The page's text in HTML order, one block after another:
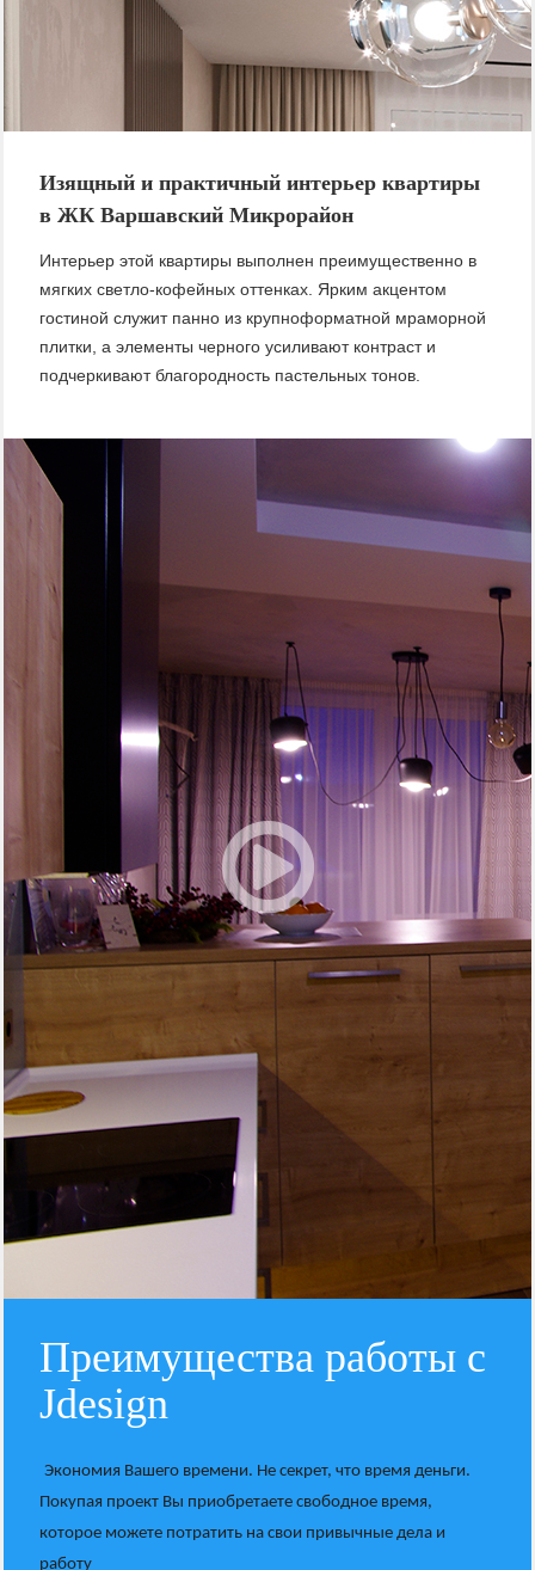
Изящный и практичный интерьер квартиры
в ЖК Варшавский Микрорайон
Интерьер этой квартиры выполнен преимущественно в
мягких светло-кофейных оттенках. Ярким акцентом
гостиной служит панно из крупноформатной мраморной
плитки, а элементы черного усиливают контраст и
подчеркивают благородность пастельных тонов.
Преимущества работы с
Jdesign
Экономия Вашего времени. Не секрет, что время деньги.
Покупая проект Вы приобретаете свободное время,
которое можете потратить на свои привычные дела и
работу